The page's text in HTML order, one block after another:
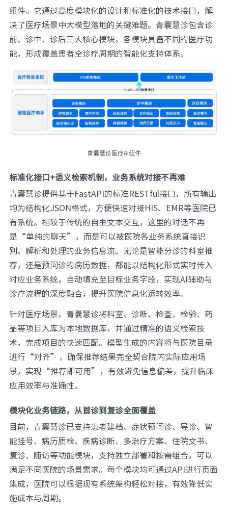
组件。它通过高度模块化的设计和标准化的技术接口，解
决了医疗场景中大模型落地的关键难题。青囊慧诊包含诊
前、诊中、诊后三大核心模块，各模块具备不同的医疗功
能，形成覆盖患者全诊疗周期的智能化支持体系。
青囊慧诊医疗AI组件
标准化接口+语义检索机制，业务系统对接不再难
青囊慧诊提供基于FastAPI的标准RESTful接口，所有输出
均为结构化JSON格式，方便快速对接HIS、EMR等医院已
有系统。相较于传统的自由文本交互，这里的对话不再
是“单纯的聊天”，而是可以被医院各业务系统直接识
别、解析和处理的业务信息流。无论是智能分诊的科室推
荐，还是预问诊的病历数据，都能以结构化形式实时传入
对应业务系统，自动填充至目标业务字段，实现AI辅助与
诊疗流程的深度融合，提升医院信息化运转效率。
针对医疗场景，青囊慧诊将科室、诊断、检查、检验、药
品等项目入库为本地数据库，并通过精准的语义检索技
术，完成项目的快速匹配。模型生成的内容将与医院目录
进行“对齐”，确保推荐结果完全契合院内实际应用场
景，实现“推荐即可用”，有效避免信息偏差，提升临床
应用效率与准确性。
模块化业务链路，从首诊到复诊全面覆盖
目前，青囊慧诊已支持患者建档、症状预问诊、导诊、智
能挂号、病历质检、疾病诊断、多治疗方案、住院文书、
复诊、随访等功能模块，支持独立部署和按需组合，可以
满足不同医院的场景需求。每个模块均可通过API进行页面
集成，医院可以根据现有系统架构轻松对接，有效降低实
施成本与周期。